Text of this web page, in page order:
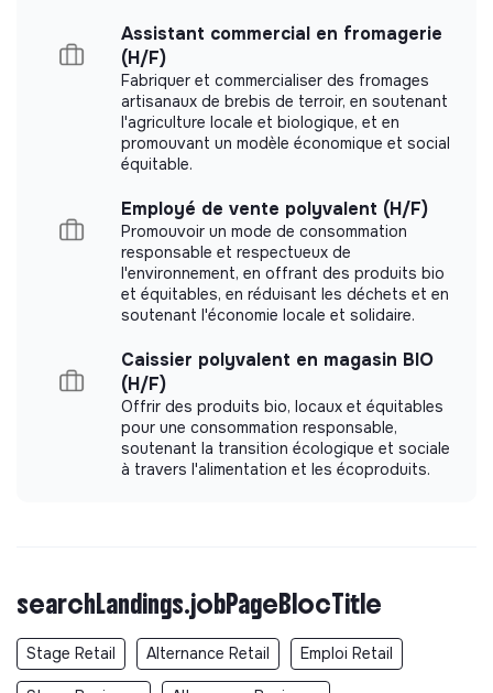
Assistant commercial en fromagerie
(H/F)
Fabriquer et commercialiser des fromages
artisanaux de brebis de terroir, en soutenant
l'agriculture locale et biologique, et en
promouvant un modèle économique et social
équitable.
Employé de vente polyvalent (H/F)
Promouvoir un mode de consommation
responsable et respectueux de
l'environnement, en offrant des produits bio
et équitables, en réduisant les déchets et en
soutenant l'économie locale et solidaire.
Caissier polyvalent en magasin BIO
(H/F)
Offrir des produits bio, locaux et équitables
pour une consommation responsable,
soutenant la transition écologique et sociale
à travers l'alimentation et les écoproduits.
searchLandings.jobPageBlocTitle
Stage Retail Alternance Retail Emploi Retail